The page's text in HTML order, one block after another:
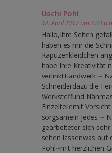
Uschi Pohl
12. April 2017 um 2:33
Hallo,Ihre Seiten
haben es mir die
Kapuzenkleidchen
habe Ihre Kreativität
verlinktHandwerk ~
Schneiderdazu die
Werkstoffund
Einzelteilemit
sorgsamein jedes ~
gearbeiteter sich
sehen lassenwas auf
Pohl~mit herzlichen